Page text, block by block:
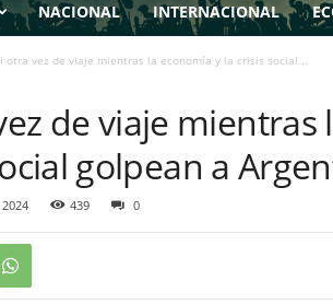
NACIONAL INTERNACIONAL
otra vez de viaje mientras la economía y la crisis social...
de viaje mientras
golpean a
439 0